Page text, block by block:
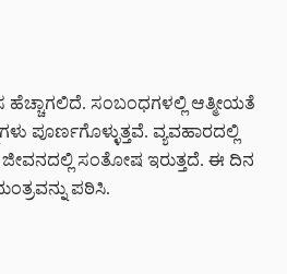
ಹೆಚ್ಚಾಗಲಿದೆ. ಸಂಬಂಧಗಳಲ್ಲಿ ಆತ್ಮೀಯತೆ
ಪೂರ್ಣಗೊಳ್ಳುತ್ತವೆ. ವ್ಯವಹಾರದಲ್ಲಿ
ಸಂತೋಷ ಇರುತ್ತದೆ. ಈ ದಿನ
ಪಠಿಸಿ.